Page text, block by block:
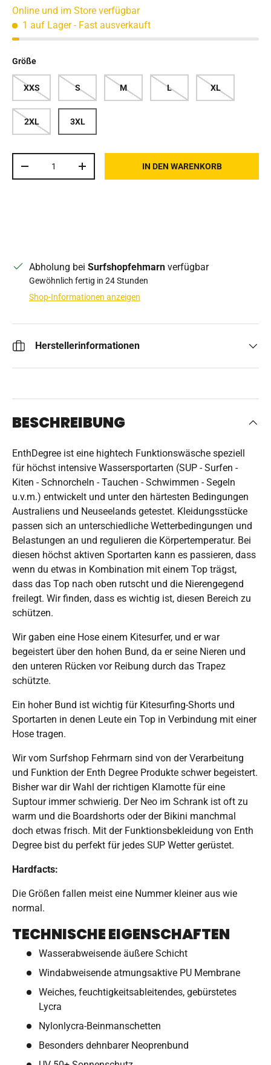
Online und im Store verfügbar
1 auf Lager - Fast ausverkauft
Größe
XXS S M L XL
2XL 3XL
MENGE VERRINGERNMENGE ERHÖHENIN DEN WARENKORB
Abholung bei Surfshopfehmarn verfügbar
Gewöhnlich fertig in 24 Stunden
Shop-Informationen anzeigen
Herstellerinformationen
BESCHREIBUNG
EnthDegree ist eine hightech Funktionswäsche speziell
für höchst intensive Wassersportarten (SUP - Surfen -
Kiten - Schnorcheln - Tauchen - Schwimmen - Segeln
u.v.m.) entwickelt und unter den härtesten Bedingungen
Australiens und Neuseelands getestet. Kleidungsstücke
passen sich an unterschiedliche Wetterbedingungen und
Belastungen an und regulieren die Körpertemperatur. Bei
diesen höchst aktiven Sportarten kann es passieren, dass
wenn du etwas in Kombination mit einem Top trägst,
dass das Top nach oben rutscht und die Nierengegend
freilegt. Wir finden, dass es wichtig ist, diesen Bereich zu
schützen.
Wir gaben eine Hose einem Kitesurfer, und er war
begeistert über den hohen Bund, da er seine Nieren und
den unteren Rücken vor Reibung durch das Trapez
schützte.
Ein hoher Bund ist wichtig für Kitesurfing-Shorts und
Sportarten in denen Leute ein Top in Verbindung mit einer
Hose tragen.
Wir vom Surfshop Fehrmarn sind von der Verarbeitung
und Funktion der Enth Degree Produkte schwer begeistert.
Bisher war dir Wahl der richtigen Klamotte für eine
Suptour immer schwierig. Der Neo im Schrank ist oft zu
warm und die Boardshorts oder der Bikini manchmal
doch etwas frisch. Mit der Funktionsbekleidung von Enth
Degree bist du perfekt für jedes SUP Wetter gerüstet.
Hardfacts:
Die Größen fallen meist eine Nummer kleiner aus wie
normal.
TECHNISCHE EIGENSCHAFTEN
Wasserabweisende äußere Schicht
Windabweisende atmungsaktive PU Membrane
Weiches, feuchtigkeitsableitendes, gebürstetes
Lycra
Nylonlycra-Beinmanschetten
Besonders dehnbarer Neoprenbund